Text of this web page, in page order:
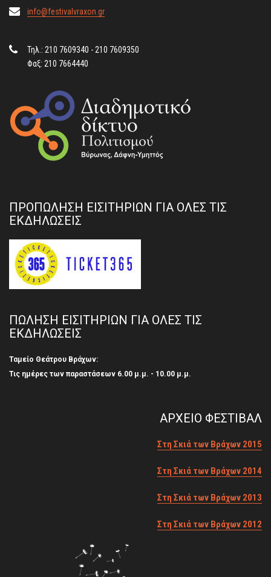
info@festivalvraxon.gr
Τηλ.: 210 7609340 - 210 7609350
Φαξ: 210 7664440
ΠΡΟΠΩΛΗΣΗ ΕΙΣΙΤΗΡΙΩΝ ΓΙΑ ΟΛΕΣ ΤΙΣ
ΕΚΔΗΛΩΣΕΙΣ
ΠΩΛΗΣΗ ΕΙΣΙΤΗΡΙΩΝ ΓΙΑ ΟΛΕΣ ΤΙΣ
ΕΚΔΗΛΩΣΕΙΣ
Ταμείο Θεάτρου Βράχων:
Τις ημέρες των παραστάσεων 6.00 μ.μ. - 10.00 μ.μ.
ΑΡΧΕΙΟ ΦΕΣΤΙΒΑΛ
Στη Σκιά των Βράχων 2015
Στη Σκιά των Βράχων 2014
Στη Σκιά των Βράχων 2013
Στη Σκιά των Βράχων 2012